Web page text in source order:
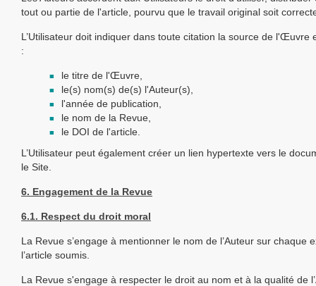
tout ou partie de l'article, pourvu que le travail original soit
L’Utilisateur doit indiquer dans toute citation la source de l'Œuvre
:
le titre de l'Œuvre,
le(s) nom(s) de(s) l'Auteur(s),
l'année de publication,
le nom de la Revue,
le DOI de l'article.
L’Utilisateur peut également créer un lien hypertexte vers le
le Site.
6. Engagement de la Revue
6.1. Respect du droit moral
La Revue s’engage à mentionner le nom de l’Auteur sur chaque
l’article soumis.
La Revue s'engage à respecter le droit au nom et à la qualité de